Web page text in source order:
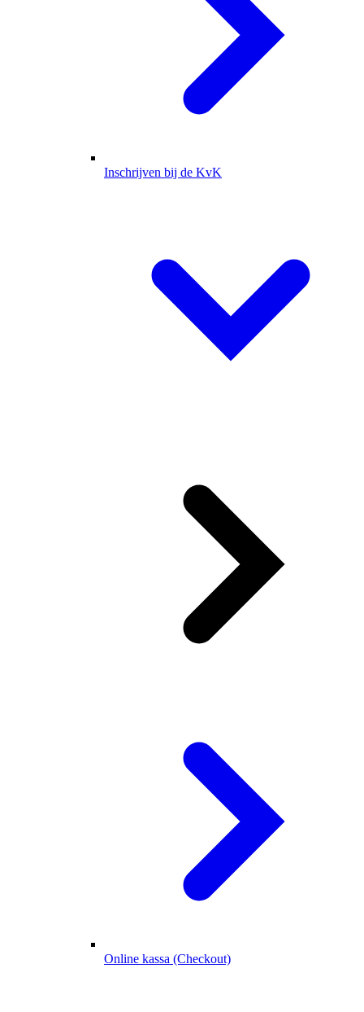
Inschrijven bij de KvK
Online kassa (Checkout)